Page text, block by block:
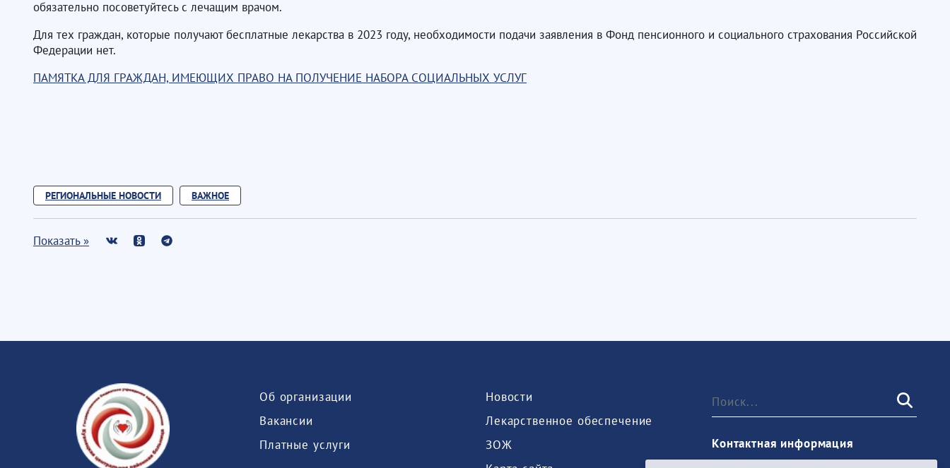
обязательно посоветуйтесь с лечащим врачом.
Для тех граждан, которые получают бесплатные лекарства в 2023 году, необходимости подачи заявления в Фонд пенсионного и социального страхования Российской
Федерации нет.
ПАМЯТКА ДЛЯ ГРАЖДАН, ИМЕЮЩИХ ПРАВО НА ПОЛУЧЕНИЕ НАБОРА СОЦИАЛЬНЫХ УСЛУГ
РЕГИОНАЛЬНЫЕ НОВОСТИ ВАЖНОЕ
Показать »
Об организации
Вакансии
Платные услуги
Новости
Лекарственное обеспечение
ЗОЖ
Контактная информация